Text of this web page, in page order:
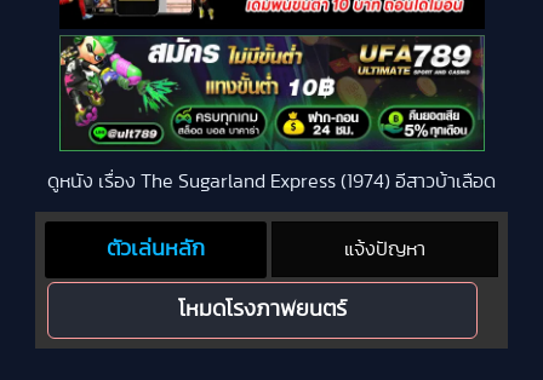
ดูหนัง เรื่อง The Sugarland Express (1974) อีสาวบ้าเลือด
ตัวเล่นหลัก แจ้งปัญหา
โหมดโรงภาพยนตร์